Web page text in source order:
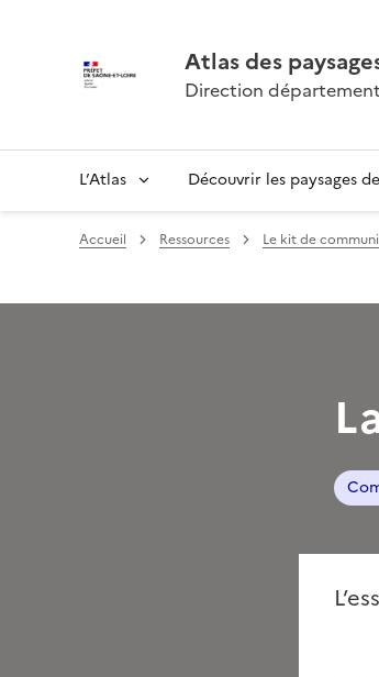
Atlas des
Direction
L’Atlas Découvrir les paysages
Accueil Ressources Le kit de